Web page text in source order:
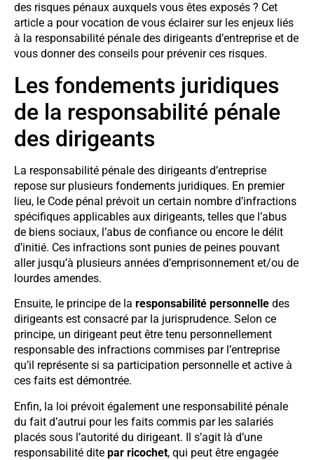
des risques pénaux auxquels vous êtes exposés ? Cet
article a pour vocation de vous éclairer sur les enjeux liés
à la responsabilité pénale des dirigeants d’entreprise et de
vous donner des conseils pour prévenir ces risques.
Les fondements juridiques
de la responsabilité pénale
des dirigeants
La responsabilité pénale des dirigeants d’entreprise
repose sur plusieurs fondements juridiques. En premier
lieu, le Code pénal prévoit un certain nombre d’infractions
spécifiques applicables aux dirigeants, telles que l’abus
de biens sociaux, l’abus de confiance ou encore le délit
d’initié. Ces infractions sont punies de peines pouvant
aller jusqu’à plusieurs années d’emprisonnement et/ou de
lourdes amendes.
Ensuite, le principe de la responsabilité personnelle des
dirigeants est consacré par la jurisprudence. Selon ce
principe, un dirigeant peut être tenu personnellement
responsable des infractions commises par l’entreprise
qu’il représente si sa participation personnelle et active à
ces faits est démontrée.
Enfin, la loi prévoit également une responsabilité pénale
du fait d’autrui pour les faits commis par les salariés
placés sous l’autorité du dirigeant. Il s’agit là d’une
responsabilité dite par ricochet, qui peut être engagée